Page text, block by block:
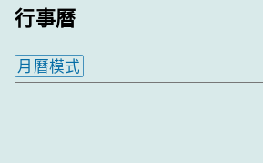
行事曆
月曆模式